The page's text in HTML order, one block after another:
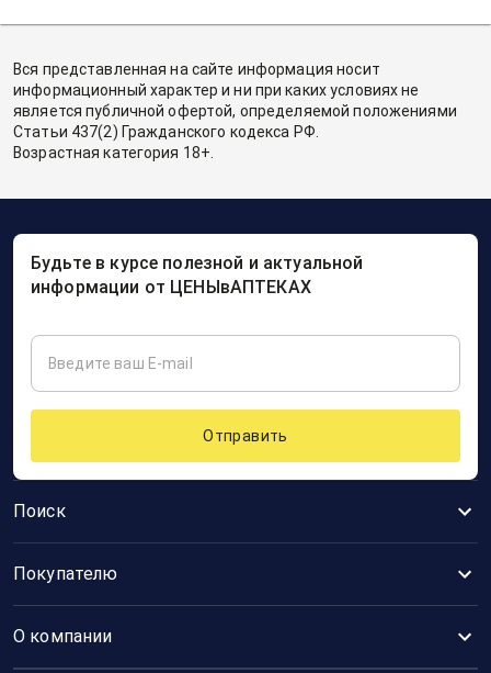
Вся представленная на сайте информация носит
информационный характер и ни при каких условиях не
является публичной офертой, определяемой положениями
Статьи 437(2) Гражданского кодекса РФ.
Возрастная категория 18+.
Поиск
Покупателю
О компании
Будьте в курсе полезной и актуальной
информации от ЦЕНЫвАПТЕКАХ
Отправить